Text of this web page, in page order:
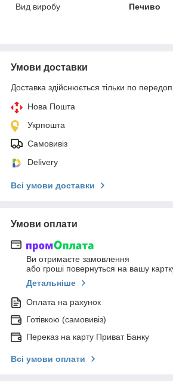
Вид виробу
Печиво
Умови доставки
Доставка здійснюється тільки по
Нова Пошта
Укрпошта
Самовивіз
Delivery
Всі умови доставки
Умови оплати
Ви отримаєте замовлення
або гроші повернуться на вашу
Детальніше
Оплата на рахунок
Готівкою (самовивіз)
Переказ на карту Приват Банку
Всі умови оплати